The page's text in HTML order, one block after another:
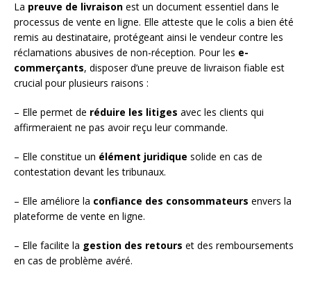
La preuve de livraison est un document essentiel dans le
processus de vente en ligne. Elle atteste que le colis a bien été
remis au destinataire, protégeant ainsi le vendeur contre les
réclamations abusives de non-réception. Pour les e-
commerçants, disposer d’une preuve de livraison fiable est
crucial pour plusieurs raisons :
– Elle permet de réduire les litiges avec les clients qui
affirmeraient ne pas avoir reçu leur commande.
– Elle constitue un élément juridique solide en cas de
contestation devant les tribunaux.
– Elle améliore la confiance des consommateurs envers la
plateforme de vente en ligne.
– Elle facilite la gestion des retours et des remboursements
en cas de problème avéré.